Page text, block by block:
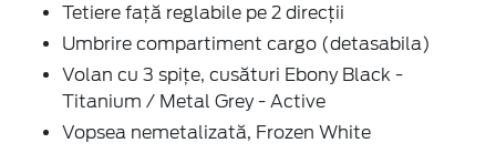
Tetiere față reglabile pe 2 direcții
Umbrire compartiment cargo (detasabila)
Volan cu 3 spițe, cusături Ebony Black -
Titanium / Metal Grey - Active
Vopsea nemetalizată, Frozen White